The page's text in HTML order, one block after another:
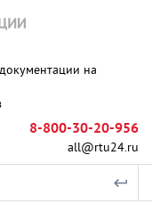
на
8-800-30-20-956
all@rtu24.ru